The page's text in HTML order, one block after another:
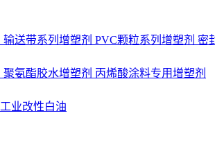
输送带系列增塑剂 PVC颗粒系列增塑剂 密
聚氨酯胶水增塑剂 丙烯酸涂料专用增塑剂
工业改性白油